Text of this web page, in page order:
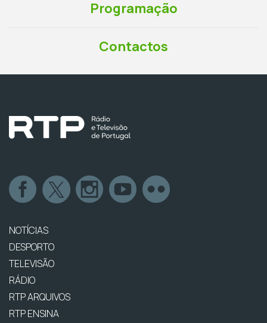
Programação
Contactos
NOTÍCIAS
DESPORTO
TELEVISÃO
RÁDIO
RTP ARQUIVOS
RTP ENSINA